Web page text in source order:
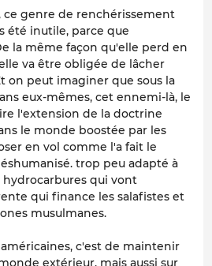
ce genre de renchérissement
été inutile, parce que
la même façon qu'elle perd en
va être obligée de lâcher
on peut imaginer que sous la
eux-mêmes, cet ennemi-là, le
l'extension de la doctrine
le monde boostée par les
en vol comme l'a fait le
trop peu adapté à
hydrocarbures qui vont
qui finance les salafistes et
musulmanes.
c'est de maintenir